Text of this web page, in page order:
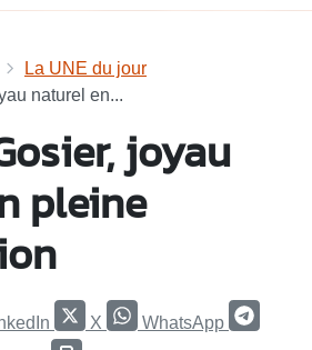
La UNE du jour
naturel en...
joyau
pleine
X WhatsApp